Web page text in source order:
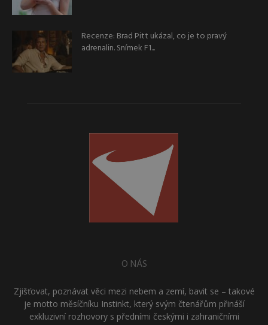
Recenze: Brad Pitt ukázal, co je to pravý
adrenalin. Snímek F1...
O NÁS
Zjišťovat, poznávat věci mezi nebem a zemí, bavit se – takové
je motto měsíčníku Instinkt, který svým čtenářům přináší
exkluzivní rozhovory s předními českými i zahraničními